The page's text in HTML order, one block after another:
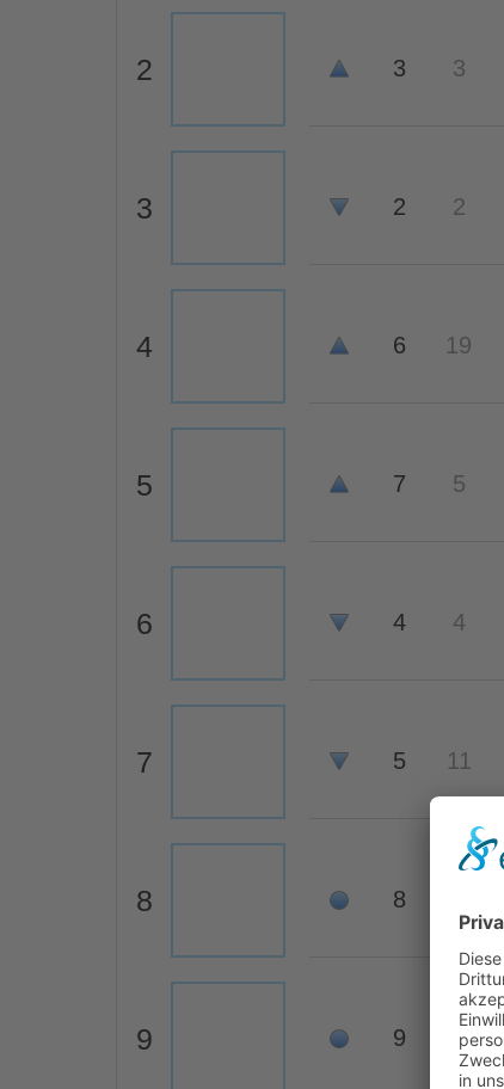
2 3 3
3 2 2
4 6 19
5 7 5
6 4 4
7 5 11
8 8
9 9 13